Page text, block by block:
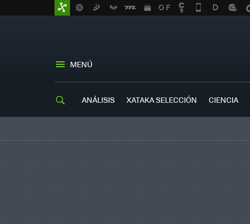
MENÚ
ANÁLISIS XATAKA SELECCIÓN CIENCIA